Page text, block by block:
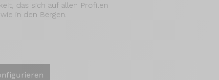
das sich auf allen Profilen
in den Bergen.